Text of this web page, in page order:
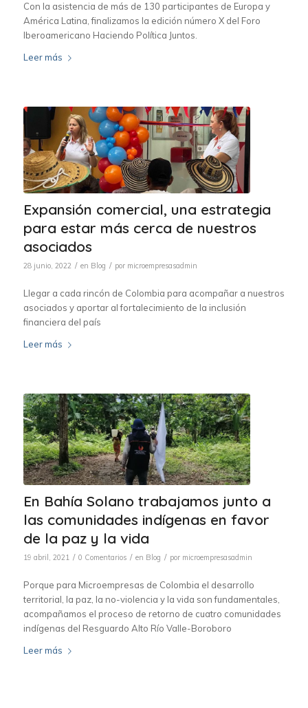
Con la asistencia de más de 130 participantes de Europa y
América Latina, finalizamos la edición número X del Foro
Iberoamericano Haciendo Política Juntos.
Leer más
Expansión comercial, una estrategia
para estar más cerca de nuestros
asociados
28 junio, 2022 / en Blog / por microempresasadmin
Llegar a cada rincón de Colombia para acompañar a nuestros
asociados y aportar al fortalecimiento de la inclusión
financiera del país
Leer más
En Bahía Solano trabajamos junto a
las comunidades indígenas en favor
de la paz y la vida
19 abril, 2021 / 0 Comentarios / en Blog / por microempresasadmin
Porque para Microempresas de Colombia el desarrollo
territorial, la paz, la no-violencia y la vida son fundamentales,
acompañamos el proceso de retorno de cuatro comunidades
indígenas del Resguardo Alto Río Valle-Boroboro
Leer más